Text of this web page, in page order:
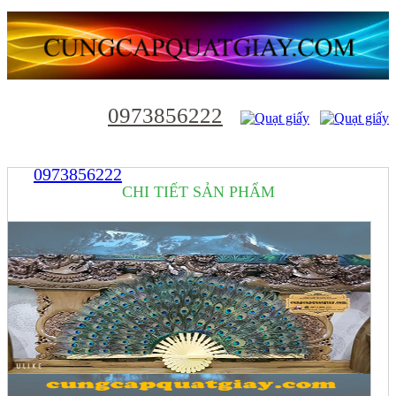
0973856222
0973856222
CHI TIẾT SẢN PHẨM